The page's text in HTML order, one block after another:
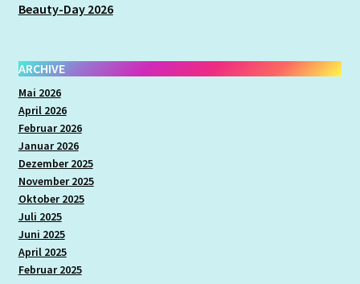
Organisatorisches
Projektwoche
Sachunterricht
Schooljam
Schuleintritt
Schülerband „Ratatouille“
Beauty-Day 2026
ARCHIVE
Mai 2026
April 2026
Februar 2026
Januar 2026
Dezember 2025
November 2025
Oktober 2025
Juli 2025
Juni 2025
April 2025
Februar 2025